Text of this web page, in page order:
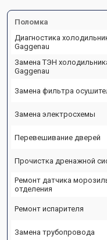
Поломка
Диагностика
Gaggenau
Замена ТЭН
Gaggenau
Замена фильтра
Замена электросхемы
Перевешивание дверей
Прочистка дренажной
Ремонт датчика
отделения
Ремонт испарителя
Замена трубопровода